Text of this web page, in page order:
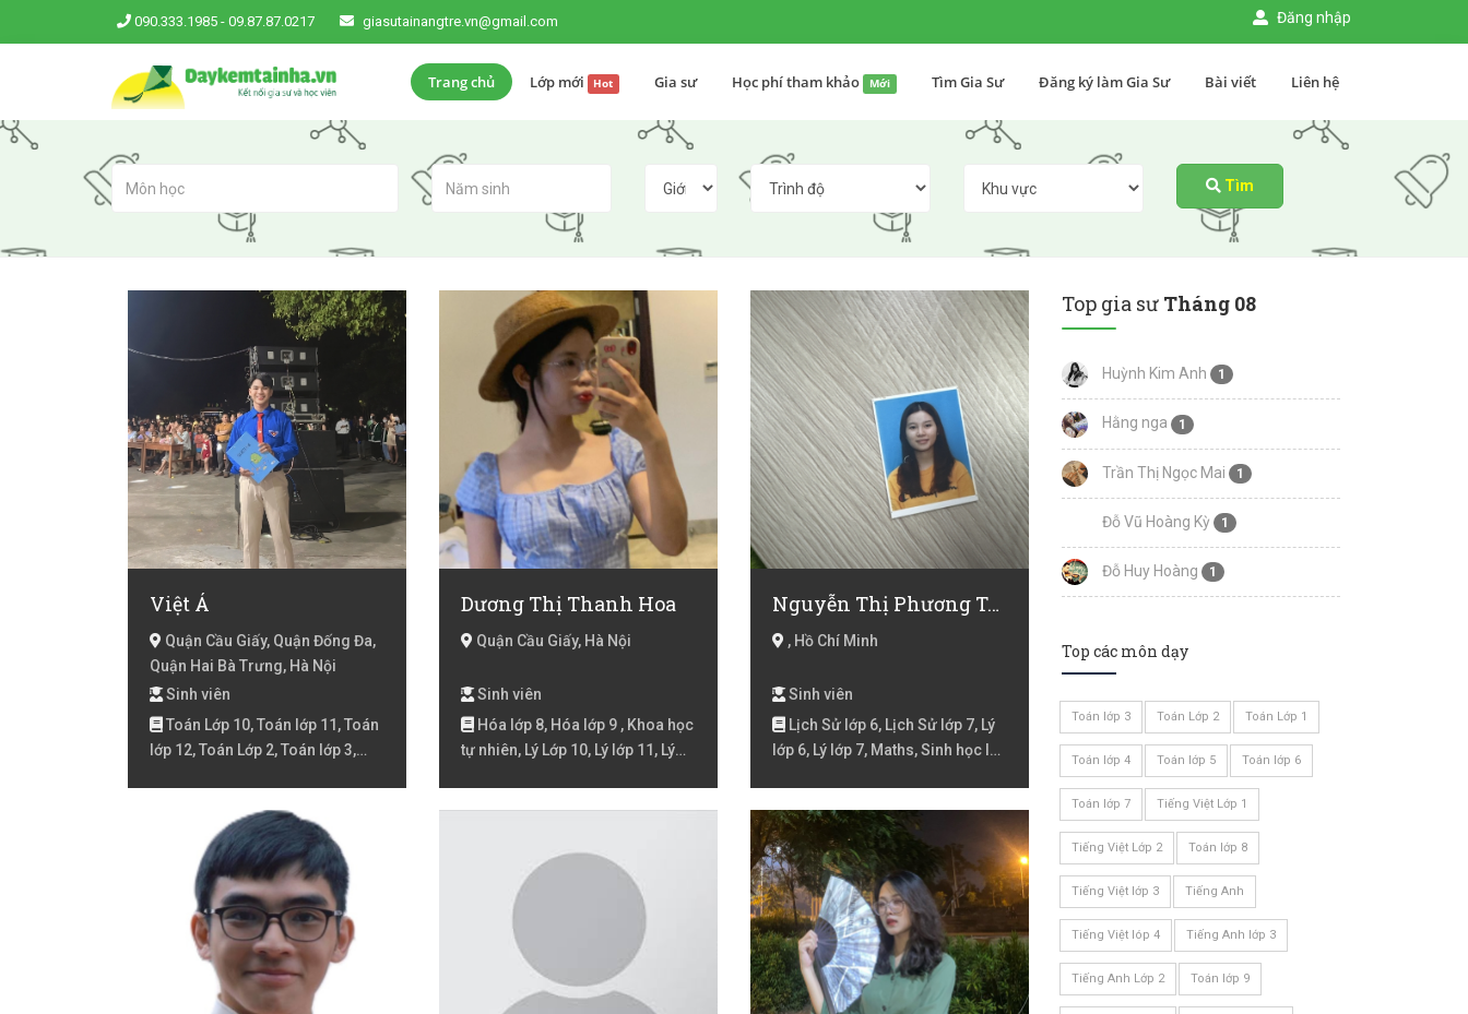
090.333.1985 - 09.87.87.0217 giasutainangtre.vn@gmail.com Đăng nhập
Trang chủ Lớp mới Hot Gia sư Học phí tham khảo Mới Tìm Gia Sư Đăng ký làm Gia Sư Bài viết Liên hệ
Tìm
Việt Á
Quận Cầu Giấy, Quận Đống Đa,
Quận Hai Bà Trưng, Hà Nội
Sinh viên
Toán Lớp 10, Toán lớp 11, Toán
lớp 12, Toán Lớp 2, Toán lớp 3,
Dương Thị Thanh Hoa
Quận Cầu Giấy, Hà Nội
Sinh viên
Hóa lớp 8, Hóa lớp 9 , Khoa học
tự nhiên, Lý Lớp 10, Lý lớp 11, Lý
Nguyễn Thị Phương Trinh
, Hồ Chí Minh
Sinh viên
Lịch Sử lớp 6, Lịch Sử lớp 7, Lý
lớp 6, Lý lớp 7, Maths, Sinh học lớp
3, Tiếng Việt lóp 4, Toán Lớp 1,
Địa Lý lớp 6
Top gia sư Tháng 08
Huỳnh Kim Anh 1
Hằng nga 1
Trần Thị Ngọc Mai 1
Đỗ Vũ Hoàng Kỳ 1
Đỗ Huy Hoàng 1
Top các môn dạy
Toán lớp 3 Toán Lớp 2 Toán Lớp 1
Toán lớp 4 Toán lớp 5 Toán lớp 6
Toán lớp 7 Tiếng Việt Lớp 1
Tiếng Việt Lớp 2 Toán lớp 8
Tiếng Việt lớp 3 Tiếng Anh
Tiếng Việt lóp 4 Tiếng Anh lớp 3
Tiếng Anh Lớp 2 Toán lớp 9